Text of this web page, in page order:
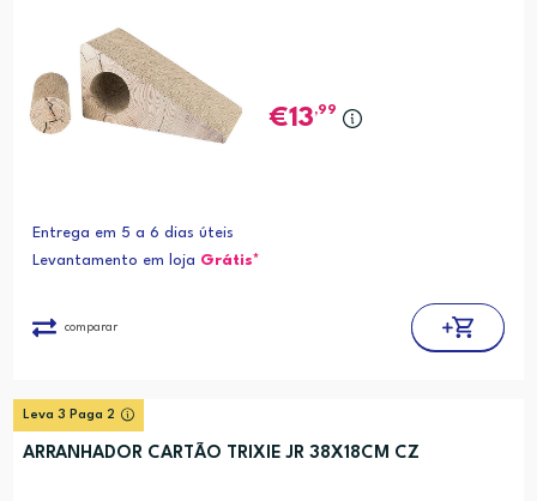
13,99
Entrega em 5 a 6 dias úteis
Levantamento em loja Grátis*
comparar
Leva 3 Paga 2
ARRANHADOR CARTÃO TRIXIE JR 38X18CM CZ